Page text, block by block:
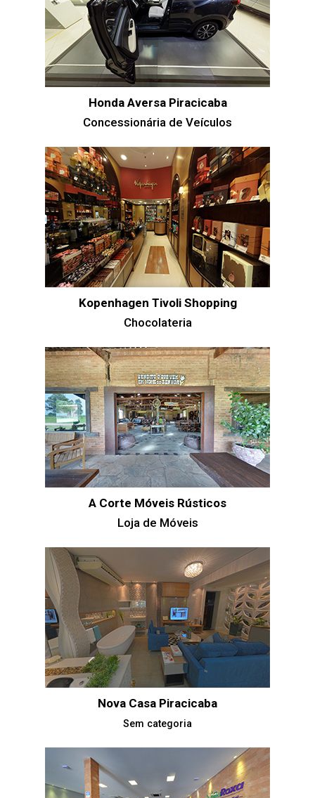
Honda Aversa Piracicaba
Concessionária de Veículos
Kopenhagen Tivoli Shopping
Chocolateria
A Corte Móveis Rústicos
Loja de Móveis
Nova Casa Piracicaba
Sem categoria